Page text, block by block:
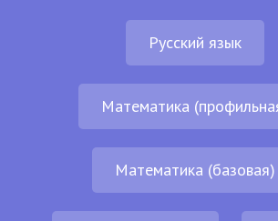
Русский язык
Математика
Математика (базовая)